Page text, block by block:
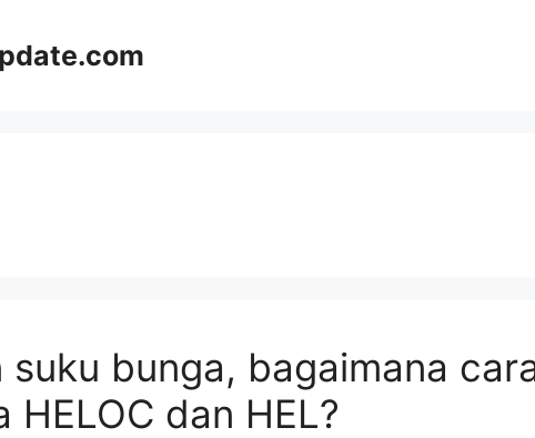
suku bunga, bagaimana
HELOC dan HEL?